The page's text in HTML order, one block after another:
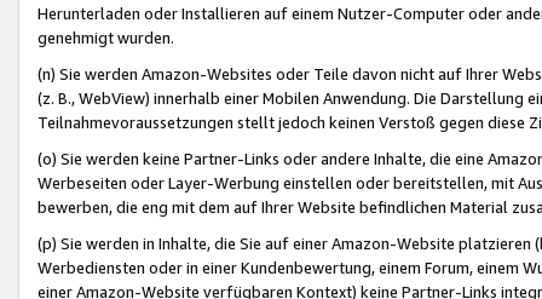
Herunterladen oder Installieren auf einem Nutzer-Computer oder
genehmigt wurden.
(n) Sie werden Amazon-Websites oder Teile davon nicht auf Ihrer
(z. B., WebView) innerhalb einer Mobilen Anwendung. Die Darstellung
Teilnahmevoraussetzungen stellt jedoch keinen Verstoß gegen diese
(o) Sie werden keine Partner-Links oder andere Inhalte, die eine
Werbeseiten oder Layer-Werbung einstellen oder bereitstellen, mit
bewerben, die eng mit dem auf Ihrer Website befindlichen Material
(p) Sie werden in Inhalte, die Sie auf einer Amazon-Website
Werbediensten oder in einer Kundenbewertung, einem Forum, einem
einer Amazon-Website verfügbaren Kontext) keine Partner-Links